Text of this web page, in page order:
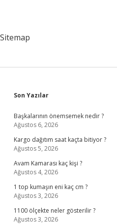
Sitemap
Sidebar
Son Yazılar
Başkalarının önemsemek nedir ?
Ağustos 6, 2026
Kargo dağıtım saat kaçta bitiyor ?
Ağustos 5, 2026
Avam Kamarası kaç kişi ?
Ağustos 4, 2026
1 top kumaşın eni kaç cm ?
Ağustos 3, 2026
1100 ölçekte neler gösterilir ?
Ağustos 3, 2026